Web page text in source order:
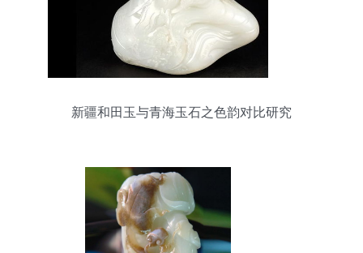
新疆和田玉与青海玉石之色韵对比研究